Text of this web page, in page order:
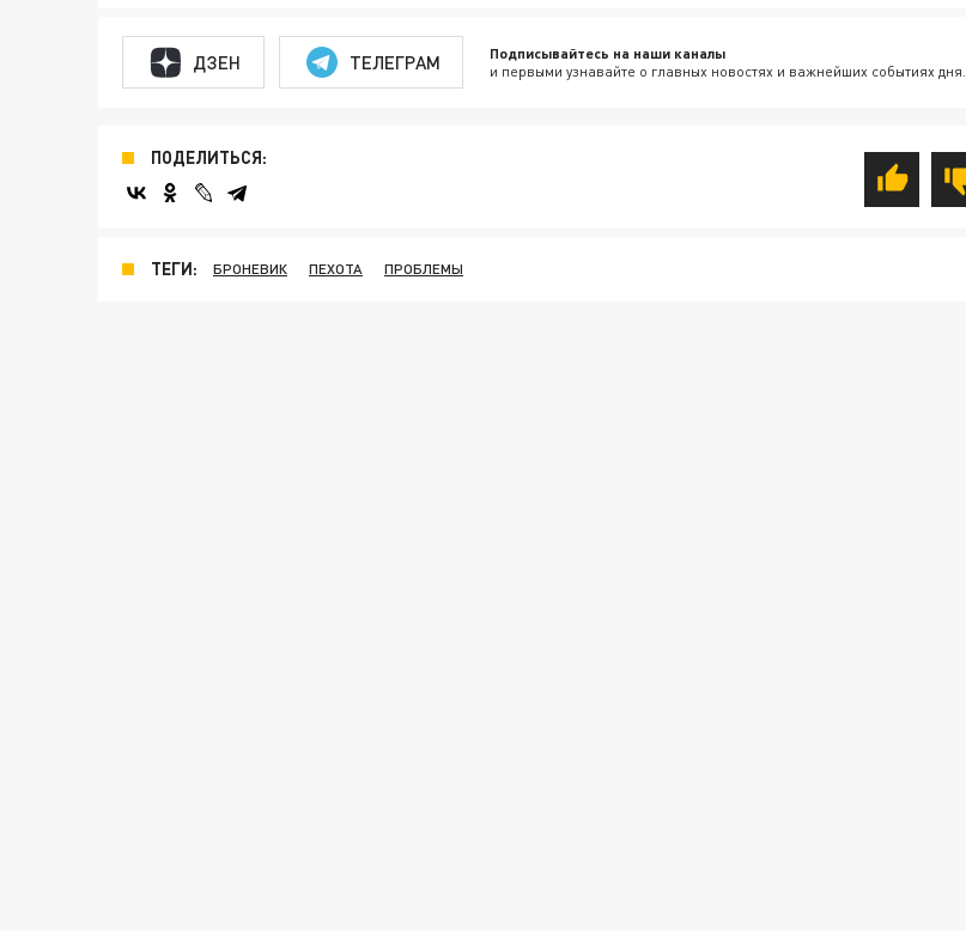
ДЗЕН ТЕЛЕГРАМ Подписывайтесь на наши каналы
и первыми узнавайте о главных новостях и важнейших событиях дня.
ПОДЕЛИТЬСЯ:
ТЕГИ: БРОНЕВИК ПЕХОТА ПРОБЛЕМЫ